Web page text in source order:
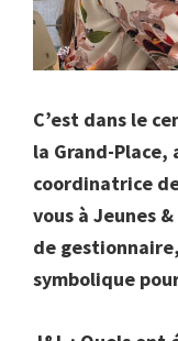
C’est dans le
la Grand-
coordinatrice
vous à Jeunes
de
symbolique